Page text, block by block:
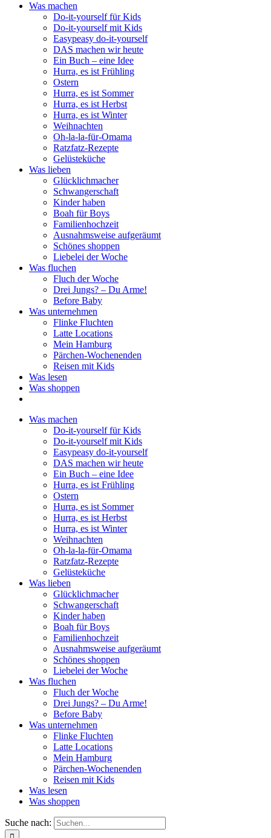
Was machen
Do-it-yourself für Kids
Do-it-yourself mit Kids
Easypeasy do-it-yourself
DAS machen wir heute
Ein Buch – eine Idee
Hurra, es ist Frühling
Ostern
Hurra, es ist Sommer
Hurra, es ist Herbst
Hurra, es ist Winter
Weihnachten
Oh-la-la-für-Omama
Ratzfatz-Rezepte
Gelüsteküche
Was lieben
Glücklichmacher
Schwangerschaft
Kinder haben
Boah für Boys
Familienhochzeit
Ausnahmsweise aufgeräumt
Schönes shoppen
Liebelei der Woche
Was fluchen
Fluch der Woche
Drei Jungs? – Du Arme!
Before Baby
Was unternehmen
Flinke Fluchten
Latte Locations
Mein Hamburg
Pärchen-Wochenenden
Reisen mit Kids
Was lesen
Was shoppen
Was machen
Do-it-yourself für Kids
Do-it-yourself mit Kids
Easypeasy do-it-yourself
DAS machen wir heute
Ein Buch – eine Idee
Hurra, es ist Frühling
Ostern
Hurra, es ist Sommer
Hurra, es ist Herbst
Hurra, es ist Winter
Weihnachten
Oh-la-la-für-Omama
Ratzfatz-Rezepte
Gelüsteküche
Was lieben
Glücklichmacher
Schwangerschaft
Kinder haben
Boah für Boys
Familienhochzeit
Ausnahmsweise aufgeräumt
Schönes shoppen
Liebelei der Woche
Was fluchen
Fluch der Woche
Drei Jungs? – Du Arme!
Before Baby
Was unternehmen
Flinke Fluchten
Latte Locations
Mein Hamburg
Pärchen-Wochenenden
Reisen mit Kids
Was lesen
Was shoppen
Suche nach: